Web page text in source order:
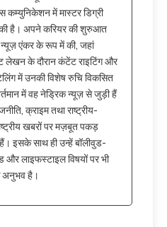
कम्युनिकेशन में मास्टर डिग्री
की है। अपने करियर की शुरुआत
न्यूज़ एंकर के रूप में की, जहां
लेखन के दौरान कंटेंट राइटिंग और
में उनकी विशेष रुचि विकसित
में वह नेड्रिक न्यूज़ से जुड़ी हैं
क्राइम तथा राष्ट्रीय-
खबरों पर मज़बूत पकड़
इसके साथ ही उन्हें बॉलीवुड-
और लाइफस्टाइल विषयों पर भी
अनुभव है।